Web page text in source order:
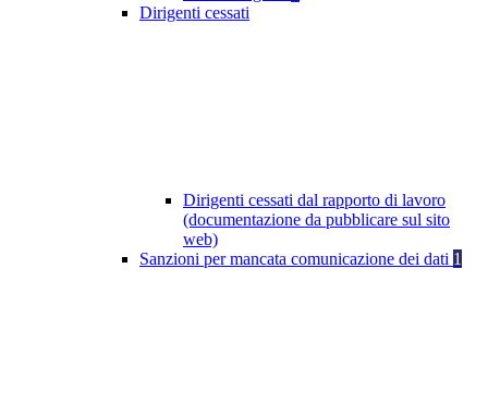
Dirigenti cessati
Dirigenti cessati dal rapporto di lavoro
(documentazione da pubblicare sul sito
web)
Sanzioni per mancata comunicazione dei dati 1